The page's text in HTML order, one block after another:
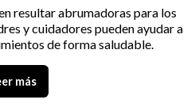
resultar abrumadoras para los
y cuidadores pueden ayudar a
de forma saludable.
más